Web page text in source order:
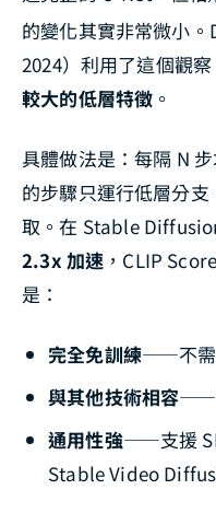
的變化其實非常微小
2024）利用了這個觀
較大的低層特徵 。
具體做法是：每隔 N
的步驟只運行低層分
取。在 Stable
2.3x 加速 ，CLIP
是：
完全免訓練——不需
與其他技術相容——
通用性強——支援
Stable Video